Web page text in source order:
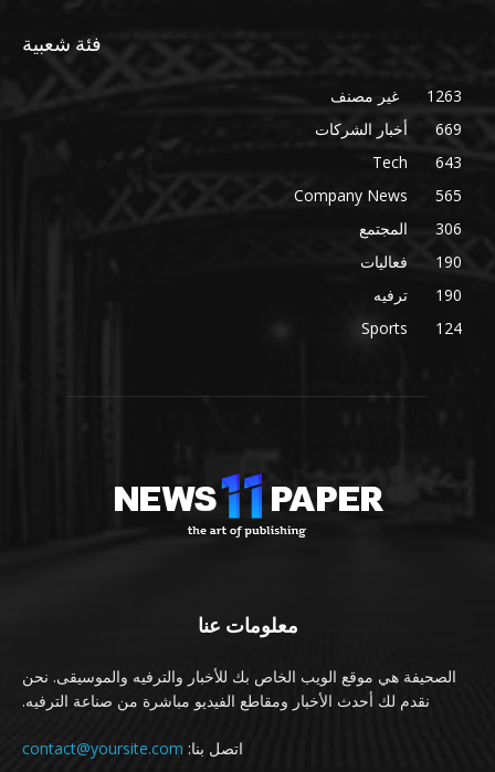
فئة شعبية
غير مصنف
1263
أخبار الشركات
669
Tech
643
Company News
565
المجتمع
306
فعاليات
190
ترفيه
190
Sports
124
معلومات عنا
الصحيفة هي موقع الويب الخاص بك للأخبار والترفيه والموسيقى. نحن
نقدم لك أحدث الأخبار ومقاطع الفيديو مباشرة من صناعة الترفيه.
اتصل بنا: contact@yoursite.com